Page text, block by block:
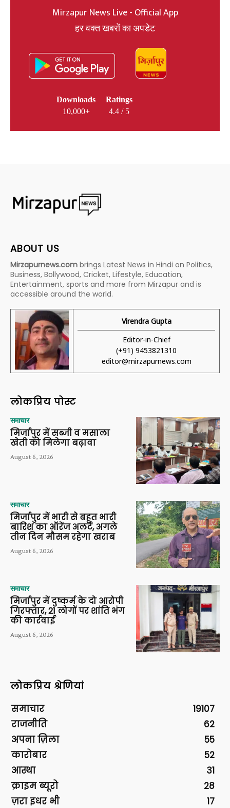
Mirzapur News Live - Official App
हर वक्त खबरों का अपडेट
Downloads
10,000+
Ratings
4.4 / 5
ABOUT US
Mirzapurnews.com brings Latest News in Hindi on Politics,
Business, Bollywood, Cricket, Lifestyle, Education,
Entertainment, sports and more from Mirzapur and is
accessible around the world.
Virendra Gupta
Editor-in-Chief
(+91) 9453821310
editor@mirzapurnews.com
लोकप्रिय पोस्ट
समाचार
मिर्जापुर में सब्जी व मसाला
खेती को मिलेगा बढ़ावा
August 6, 2026
समाचार
मिर्जापुर में भारी से बहुत भारी
बारिश का ऑरेंज अलर्ट, अगले
तीन दिन मौसम रहेगा खराब
August 6, 2026
समाचार
मिर्जापुर में दुष्कर्म के दो आरोपी
गिरफ्तार, 21 लोगों पर शांति भंग
की कार्रवाई
August 6, 2026
लोकप्रिय श्रेणियां
समाचार
19107
राजनीति
62
अपना ज़िला
55
कारोबार
52
आस्था
31
क्राइम ब्यूरो
28
ज़रा इधर भी
17